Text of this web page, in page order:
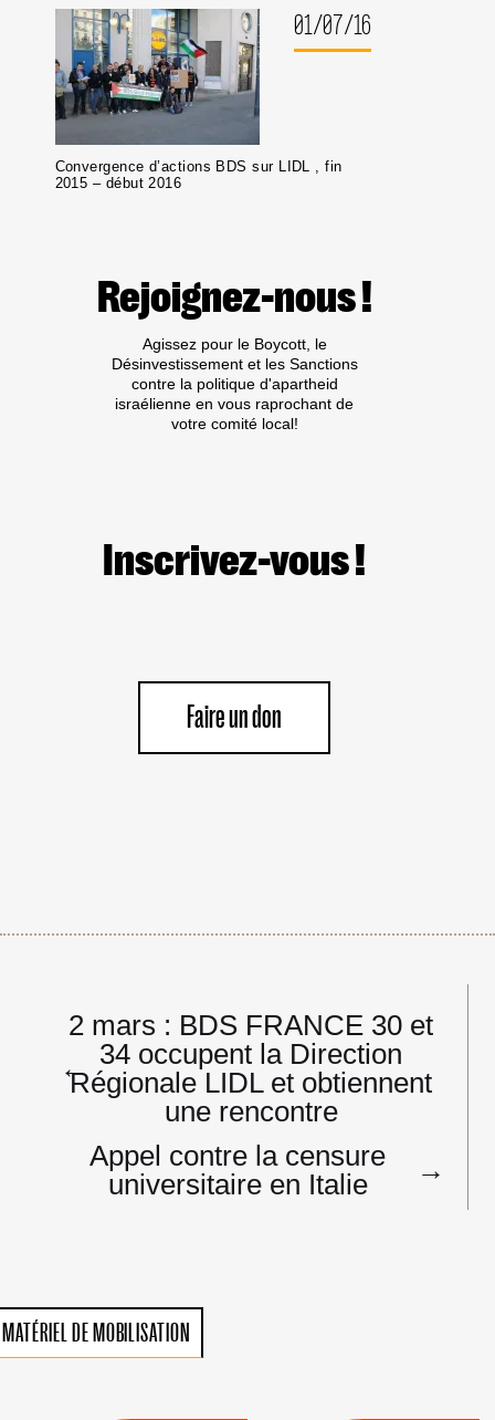
01/07/16
Convergence d’actions BDS sur LIDL , fin
2015 – début 2016
Rejoignez-nous !
Agissez pour le Boycott, le
Désinvestissement et les Sanctions
contre la politique d'apartheid
israélienne en vous raprochant de
votre comité local!
Inscrivez-vous !
Faire un don
Navigation
de
l’article
←
2 mars : BDS FRANCE 30 et
34 occupent la Direction
Régionale LIDL et obtiennent
une rencontre
Appel contre la censure
universitaire en Italie
→
MATÉRIEL DE MOBILISATION